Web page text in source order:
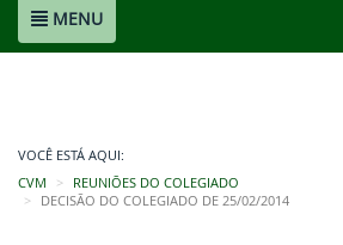
MENU
VOCÊ ESTÁ AQUI:
CVM
REUNIÕES DO COLEGIADO
DECISÃO DO COLEGIADO DE 25/02/2014